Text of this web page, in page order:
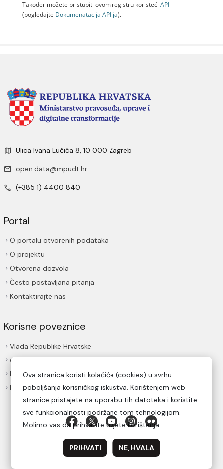
Također možete pristupiti ovom registru koristeći API
(pogledajte Dokumenаtаcijа API-jа).